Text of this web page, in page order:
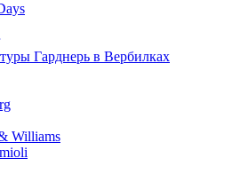
Гарднерь в Вербилках
Williams